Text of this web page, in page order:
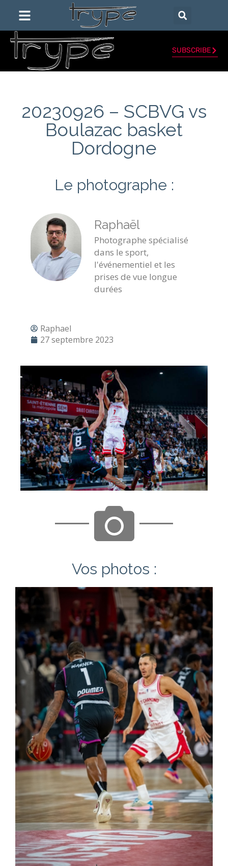
SUBSCRIBE
20230926 – SCBVG vs
Boulazac basket
Dordogne
Le photographe :
Raphaël
Photographe spécialisé
dans le sport,
l'événementiel et les
prises de vue longue
durées
Raphael
27 septembre 2023
Vos photos :